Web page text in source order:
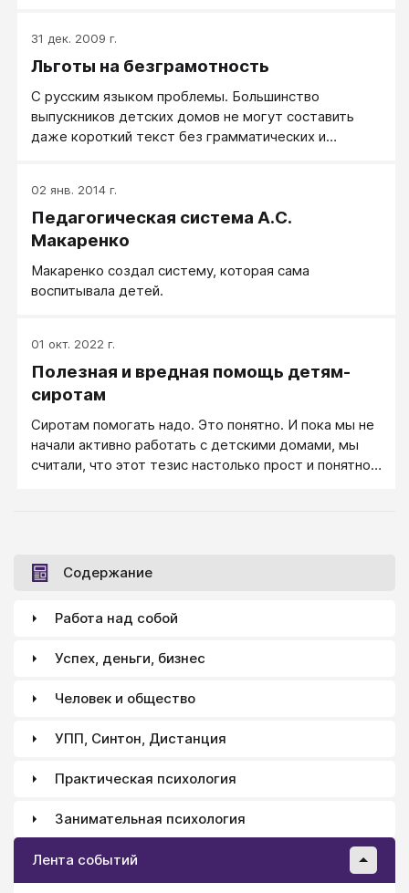
31 дек. 2009 г.
Льготы на безграмотность
С русским языком проблемы. Большинство
выпускников детских домов не могут составить
даже короткий текст без грамматических и
вне конкурса, главное, чтоб было ЕГЭ. Со времен
СССР довлеет ложный стереотип – высшее
образование – лекарство от всех социальных
не работает. Даже поступив по льготам, в
большинстве случаев детдомовцы не в состоянии
02 янв. 2014 г.
Педагогическая система А.С.
Макаренко
Макаренко создал систему, которая сама
воспитывала детей.
01 окт. 2022 г.
Полезная и вредная помощь детям-
сиротам
Сиротам помогать надо. Это понятно. И пока мы не
начали активно работать с детскими домами, мы
считали, что этот тезис настолько прост и понятно-
Содержание
Работа над собой
Успех, деньги, бизнес
Человек и общество
УПП, Синтон, Дистанция
Практическая психология
Занимательная психология
Лента событий